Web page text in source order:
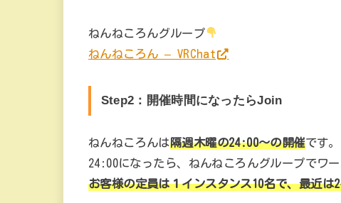
ねんねころんグループ
ねんねころん – VRChat
Step2：開催時間になったらJoin
ねんねころんは隔週木曜の24:00～の開催です。
24:00になったら、ねんねころんグループでワ
お客様の定員は１インスタンス10名で、最近は